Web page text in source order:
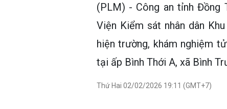
(PLM) - Công an tỉnh Đồng
Viện Kiểm sát nhân dân
hiện trường, khám nghiệm
tại ấp Bình Thới A, xã Bình
Thứ Hai 02/02/2026 19:11 (GMT+7)